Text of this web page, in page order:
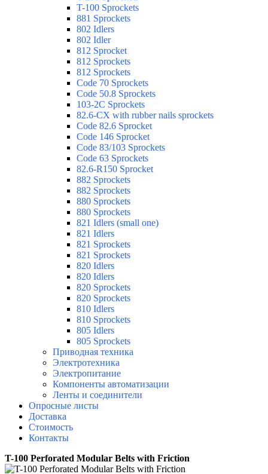
T-100 Sprockets
881 Sprockets
802 Idlers
802 Idler
812 Sprocket
812 Sprockets
812 Sprockets
Code 70 Sprockets
Code 50.8 Sprockets
103-2C Sprockets
82.6-CX with rubber nails sprockets
Code 82.6 Sprocket
Code 146 Sprocket
Code 83/103 Sprockets
Code 63 Sprockets
82.6-R150 Sprocket
882 Sprockets
882 Sprockets
880 Sprockets
880 Sprockets
821 Idlers (small one)
821 Idlers
821 Sprockets
821 Sprockets
820 Idlers
820 Idlers
820 Sprockets
820 Sprockets
810 Idlers
810 Sprockets
805 Idlers
805 Sprockets
Приводная техника
Электротехника
Электропитание
Компоненты автоматизации
Ленты и соединители
Опросные листы
Доставка
Стоимость
Контакты
T-100 Perforated Modular Belts with Friction